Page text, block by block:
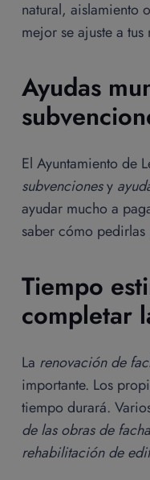
natural, aislamiento
mejor se ajuste a
Ayudas
El Ayuntamiento de
subvencionesy
ayudar mucho a
saber cómo
Tiempo
completar
La renovación de
importante. Los
tiempo durará.
de las obras de
rehabilitación de